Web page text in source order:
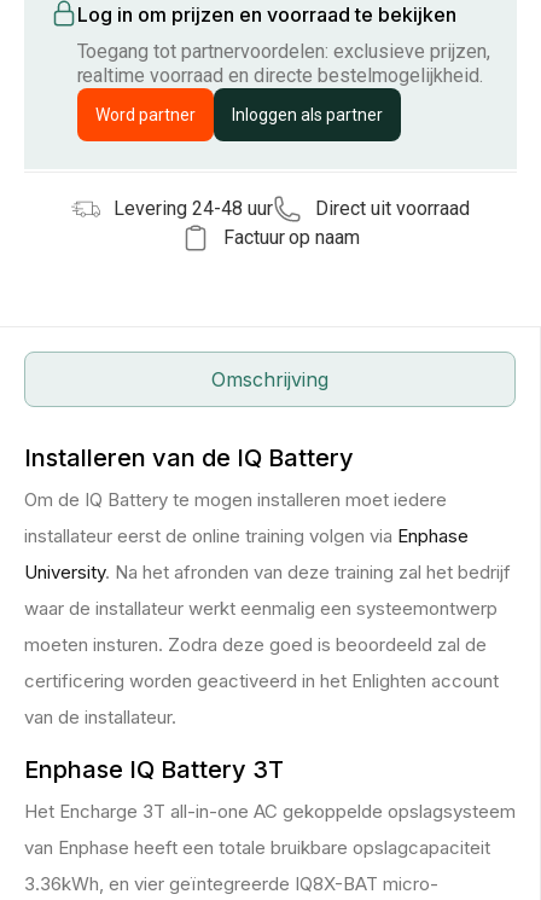
Log in om prijzen en voorraad te bekijken
Toegang tot partnervoordelen: exclusieve prijzen,
realtime voorraad en directe bestelmogelijkheid.
Word partner Inloggen als partner
Levering 24-48 uur
Direct uit voorraad
Factuur op naam
Omschrijving
Installeren van de IQ Battery
Om de IQ Battery te mogen installeren moet iedere
installateur eerst de online training volgen via Enphase
University. Na het afronden van deze training zal het bedrijf
waar de installateur werkt eenmalig een systeemontwerp
moeten insturen. Zodra deze goed is beoordeeld zal de
certificering worden geactiveerd in het Enlighten account
van de installateur.
Enphase IQ Battery 3T
Het Encharge 3T all-in-one AC gekoppelde opslagsysteem
van Enphase heeft een totale bruikbare opslagcapaciteit
3.36kWh, en vier geïntegreerde IQ8X-BAT micro-